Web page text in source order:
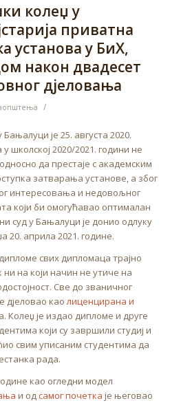
колеџ у
приватна
установа у БиХ,
након двадесет
дјеловања
/
је 25. августа 2020.
школској 2020/2021. години не
да престаје с академским
затварања установе, а због
интересовања и недовољног
који би омогућавао оптималан
суд у Бањалуци је донио одлуку
20. априла 2021. године.
свих дипломаца трајно
ни на који начин не утиче на
Све до званичног
дјеловао каолиценцирана и
Колеџ је издао дипломе и друге
који су завршили студиј и
свим уписаним студентима да
рада.
као огледни модел
и одсамог почетка је његовао